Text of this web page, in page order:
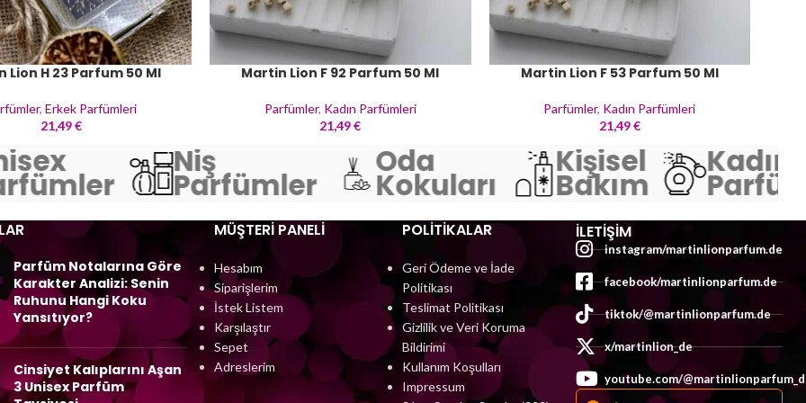
Lion H 23 Parfum 50 Ml
, Erkek Parfümleri
21,49€
Martin Lion F 92 Parfum 50 Ml
Parfümler, Kadın Parfümleri
21,49€
Martin Lion F 53 Parfum 50 Ml
Parfümler, Kadın Parfümleri
21,49€
Niş
Parfümler
Oda
Kokuları
Kişisel
Bakım
Kadın
Parfüm Notalarına Göre
Karakter Analizi: Senin
Ruhunu Hangi Koku
Yansıtıyor?
Cinsiyet Kalıplarını Aşan
3 Unisex Parfüm
MÜŞTERI PANELI
Hesabım
Siparişlerim
İstek Listem
Karşılaştır
Sepet
Adreslerim
POLİTİKALAR
Geri Ödeme ve İade
Politikası
Teslimat Politikası
Gizlilik ve Veri Koruma
Bildirimi
Kullanım Koşulları
Impressum
İLETIŞIM
instagram/martinlionparfum.de
facebook/martinlionparfum.de
tiktok/@martinlionparfum.de
x/martinlion_de
youtube.com/